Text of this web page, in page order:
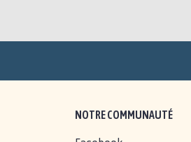
NOTRE COMMUNAUTÉ